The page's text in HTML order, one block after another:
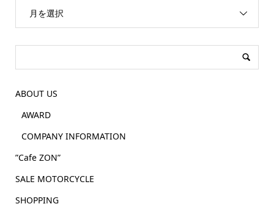
月を選択
ABOUT US
AWARD
COMPANY INFORMATION
”Cafe ZON”
SALE MOTORCYCLE
SHOPPING